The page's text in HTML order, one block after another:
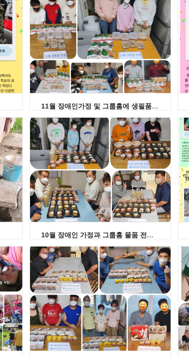
11월 장애인가정 및 그룹홈에 생필품 및 반찬지원을 잘 마쳤습니다.
10월 장애인 가정과 그룹홈 물품 전달 사진입니다. (제주,연천,서울)